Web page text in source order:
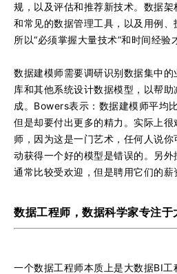
规，以及评估和推荐新技术。数据
和常见的数据管理工具，以及用例、
所以“必须掌握大量技术”和时间经验
数据建模师需要调研识别数据集中
库和其他系统设计数据模型，以帮
成。Bowers表示：数据建模师平均
但是却要付出更多的精力。实际上
师，因为这是一门艺术，任何人说
动获得一个好的模型是错误的。另
通常比较受欢迎，但是聘用它们的薪
数据工程师，数据科学家专注于
一个数据工程师本质上是大数据BI